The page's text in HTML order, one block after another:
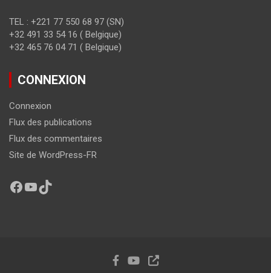
TEL : +221 77 550 68 97 (SN)
+32 491 33 54 16 ( Belgique)
+32 465 76 04 71 ( Belgique)
CONNEXION
Connexion
Flux des publications
Flux des commentaires
Site de WordPress-FR